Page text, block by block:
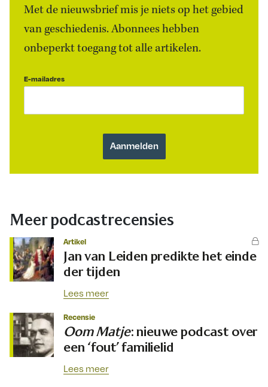
Met de nieuwsbrief mis je niets op het gebied
van geschiedenis. Abonnees hebben
onbeperkt toegang tot alle artikelen.
E-mailadres
Meer podcastrecensies
Artikel
Jan van Leiden predikte het einde
der tijden
Lees meer
Recensie
Oom Matje: nieuwe podcast over
een ‘fout’ familielid
Lees meer